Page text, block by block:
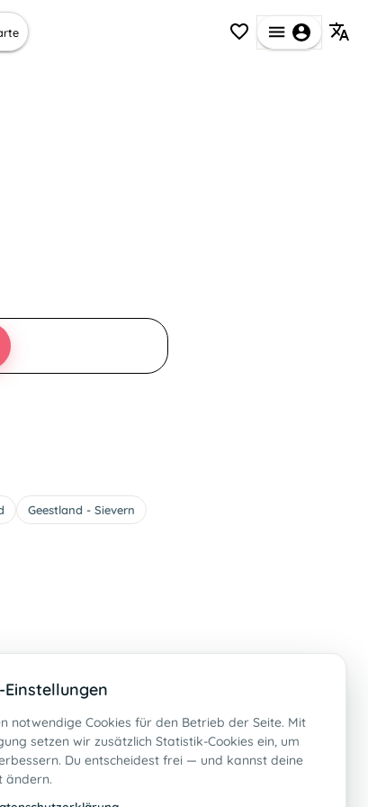
Geestland - Sievern
Einstellungen
notwendige Cookies für den Betrieb der Seite. Mit
setzen wir zusätzlich Statistik-Cookies ein, um
Du entscheidest frei — und kannst deine
ändern.